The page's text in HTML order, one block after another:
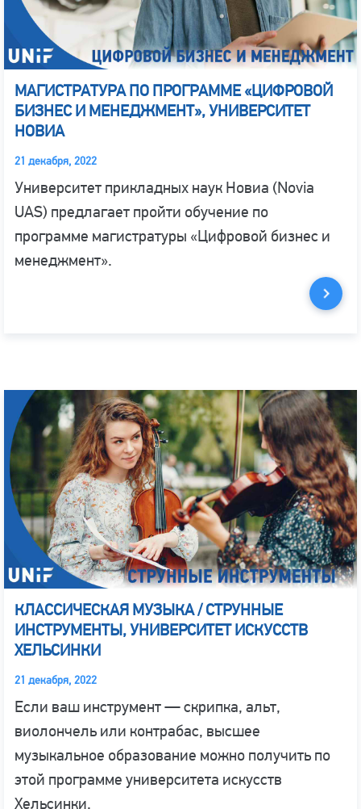
МАГИСТРАТУРА ПО ПРОГРАММЕ «ЦИФРОВОЙ
БИЗНЕС И МЕНЕДЖМЕНТ», УНИВЕРСИТЕТ
НОВИА
21 декабря, 2022
Университет прикладных наук Новиа (Novia
UAS) предлагает пройти обучение по
программе магистратуры «Цифровой бизнес и
менеджмент».
КЛАССИЧЕСКАЯ МУЗЫКА / СТРУННЫЕ
ИНСТРУМЕНТЫ, УНИВЕРСИТЕТ ИСКУССТВ
ХЕЛЬСИНКИ
21 декабря, 2022
Если ваш инструмент — скрипка, альт,
виолончель или контрабас, высшее
музыкальное образование можно получить по
этой программе университета искусств
Хельсинки.